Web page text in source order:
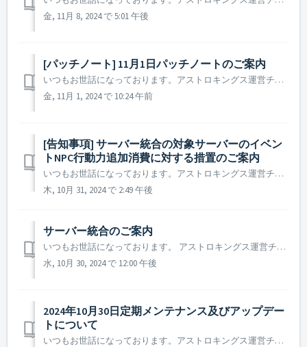
金, 11月 8, 2024 で 5:01 午後
[パッチノート] 11月1日パッチノートのご案内
いつもお世話になっております。アストロキングス運営チームです。 本日(2024年11月1日)実施されたパッチノートについてご案内いたします。 ▶ 2024年11月1日パッチノートのご案内 - クリスタルを使用して英雄をスカウトした後の残りのクリスタルが正常に表示されていない現象を修正しま...
金, 11月 1, 2024 で 10:24 午前
[告知事項] サーバー統合の対象サーバーのイベン
トNPC行動力追加消費に対する措置のご案内
いつもお世話になっております。アストロキングス運営チームです。 2024年10月30日のアップデート後、サーバー統合の対象サーバーにおいてハロウィンイベントNPC討伐時に行動力が2倍消費される現象を確認いたしました。 現在は詳細内容の確認及び修正が完了しています。 また、該当のサーバーには10...
木, 10月 31, 2024 で 2:49 午後
サーバー統合のご案内​
いつもお世話になっております。 アストロキングス運営チームです。 より良いゲーム環境をご提供するため、 2024年11月13日にサーバー統合を行う事をご案内致します。 ▶️ サーバー統合のご案内 ※ 2021年から実施されるサーバー統合は統合サーバー対象に統合前の2週間、サーバー統合...
水, 10月 30, 2024 で 12:00 午後
2024年10月30日定期メンテナンス及びアップデー
トについて
いつもお世話になっております。アストロキングス運営チームです。 2024年10月30日に実施予定の定期メンテナンス及びアップデート内容についてご案内いたします。 ※ 本告知は事前告知であり、諸事情により一部内容が変更となる場合がございます。その際は改めてご案内させていただく予定で...